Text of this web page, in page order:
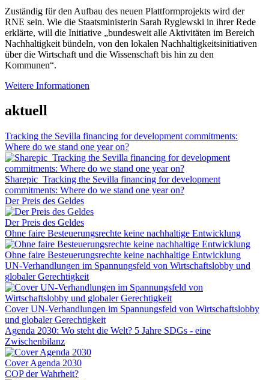
Zuständig für den Aufbau des neuen Plattformprojekts wird der
RNE sein. Wie die Staatsministerin Sarah Ryglewski in ihrer Rede
erklärte, will die Initiative „bundesweit alle Aktivitäten im Bereich
Nachhaltigkeit bündeln, von den lokalen Nachhaltigkeitsinitiativen
über die Wirtschaft und die Wissenschaft bis hin zu den
Kommunen“.
Weitere Informationen
aktuell
Tracking the Sevilla financing for development commitments:
Where do we stand one year on?
Sharepic_Tracking the Sevilla financing for development
commitments: Where do we stand one year on?
Der Preis des Geldes
Der Preis des Geldes
Ohne faire Besteuerungsrechte keine nachhaltige Entwicklung
Ohne faire Besteuerungsrechte keine nachhaltige Entwicklung
UN-Verhandlungen im Spannungsfeld von Wirtschaftslobby und
globaler Gerechtigkeit
Cover UN-Verhandlungen im Spannungsfeld von Wirtschaftslobby
und globaler Gerechtigkeit
Agenda 2030: Wo steht die Welt? 5 Jahre SDGs - eine
Zwischenbilanz
Cover Agenda 2030
COP der Wahrheit?